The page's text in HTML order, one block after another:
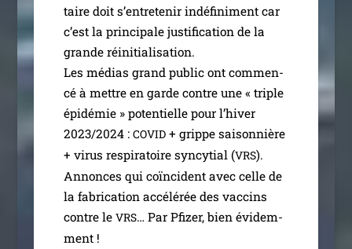
taire doit s’entretenir indé­fi­ni­ment car
c’est la prin­ci­pale jus­ti­fi­ca­tion de la
grande réini­tia­li­sa­tion.
Les médias grand public ont com­men­
cé à mettre en garde contre une « triple
épi­dé­mie » poten­tielle pour l’hi­ver
2023/​2024 : COVID+ grippe sai­son­nière
+ virus res­pi­ra­toire syn­cy­tial (VRS).
Annonces qui coïn­cident avec celle de
la fabri­ca­tion accé­lé­rée des vac­cins
contre le VRS… Par Pfizer, bien évi­dem­
ment !